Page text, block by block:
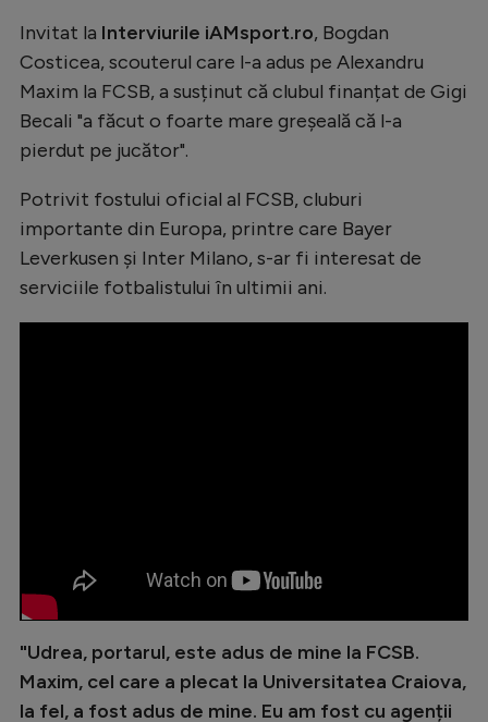
Invitat la Interviurile iAMsport.ro, Bogdan
Costicea, scouterul care l-a adus pe Alexandru
Maxim la FCSB, a susținut că clubul finanțat de Gigi
Becali "a făcut o foarte mare greșeală că l-a
pierdut pe jucător".
Potrivit fostului oficial al FCSB, cluburi
importante din Europa, printre care Bayer
Leverkusen și Inter Milano, s-ar fi interesat de
serviciile fotbalistului în ultimii ani.
"Udrea, portarul, este adus de mine la FCSB.
Maxim, cel care a plecat la Universitatea Craiova,
la fel, a fost adus de mine. Eu am fost cu agenții